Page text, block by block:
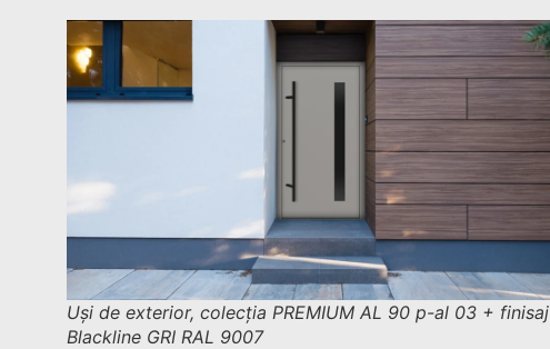
Uși de exterior, colecția PREMIUM AL 90 p-al 03 + finisaj
Blackline GRI RAL 9007